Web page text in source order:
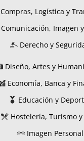
Compras, Logística y
Comunicación, Imagen
Derecho y
Diseño, Artes y
Economía, Banca y
Educación y
Hostelería, Turismo y
Imagen Personal